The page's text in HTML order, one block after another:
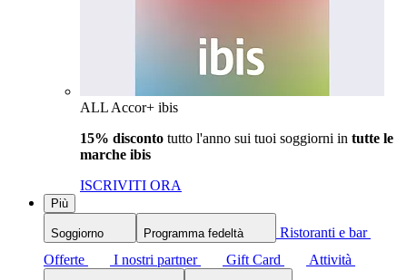
ALL Accor+ ibis
15% disconto tutto l'anno sui tuoi soggiorni in tutte le
marche ibis
ISCRIVITI ORA
Più
Soggiorno Programma fedeltà
Ristoranti e bar
Offerte
I nostri partner Gift Card Attività